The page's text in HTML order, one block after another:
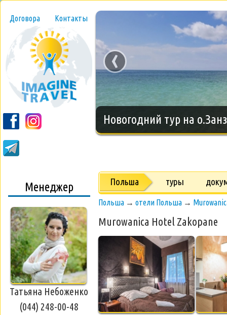
Договора Контакты
Новогодний тур на
‹
Менеджер
Татьяна Небоженко
(044) 248-00-48
Польша туры
Польша → отели Польша →
Murowanica Hotel Zakopane